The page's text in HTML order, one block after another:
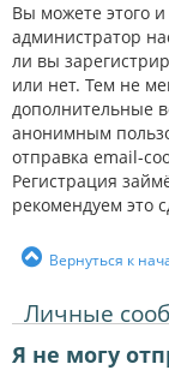
Вы можете этого и
администратор
ли вы
или нет. Тем не
дополнительные
анонимным
отправка email-
Регистрация
рекомендуем это
Вернуться к
Личные
Я не могу